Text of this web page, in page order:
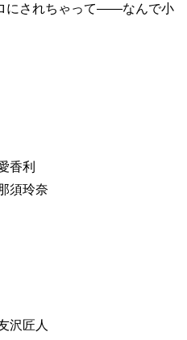
にされちゃって――なんで小
香利
須玲奈
沢匠人